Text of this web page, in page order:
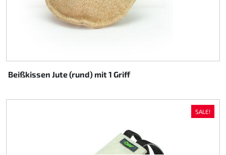
Beißkissen Jute (rund) mit 1 Griff
SALE!